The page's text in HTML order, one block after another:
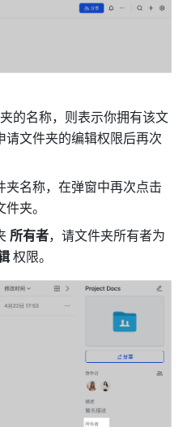
的名称，则表示你拥有该文
请文件夹的编辑权限后再次
夹名称，在弹窗中再次点击
夹。
所有者，请文件夹所有者为
权限。